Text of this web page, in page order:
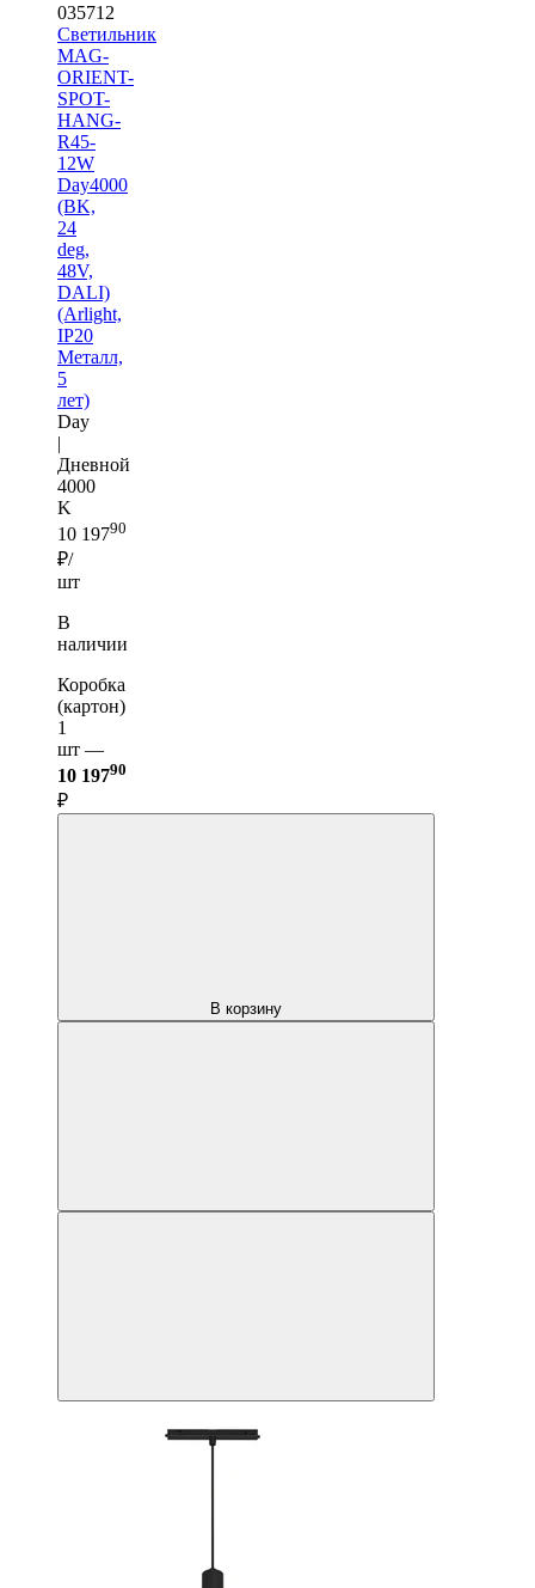
035712
Светильник
MAG-
ORIENT-
SPOT-
HANG-
R45-
12W
Day4000
(BK,
24
deg,
48V,
DALI)
(Arlight,
IP20
Металл,
5
лет)
Day
|
Дневной
4000
K
10 19790
₽/
шт
В
наличии
Коробка
(картон)
1
шт —
10 19790
₽
В корзину